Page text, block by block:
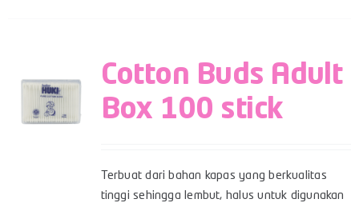
Cotton Buds Adult
Box 100 stick
Terbuat dari bahan kapas yang berkualitas
tinggi sehingga lembut, halus untuk digunakan